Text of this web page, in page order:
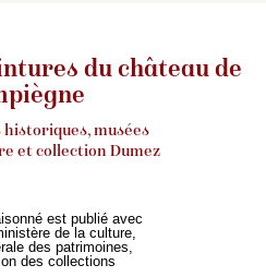
du château de
musées
et collection Dumez
est publié avec
de la culture,
des patrimoines,
des collections